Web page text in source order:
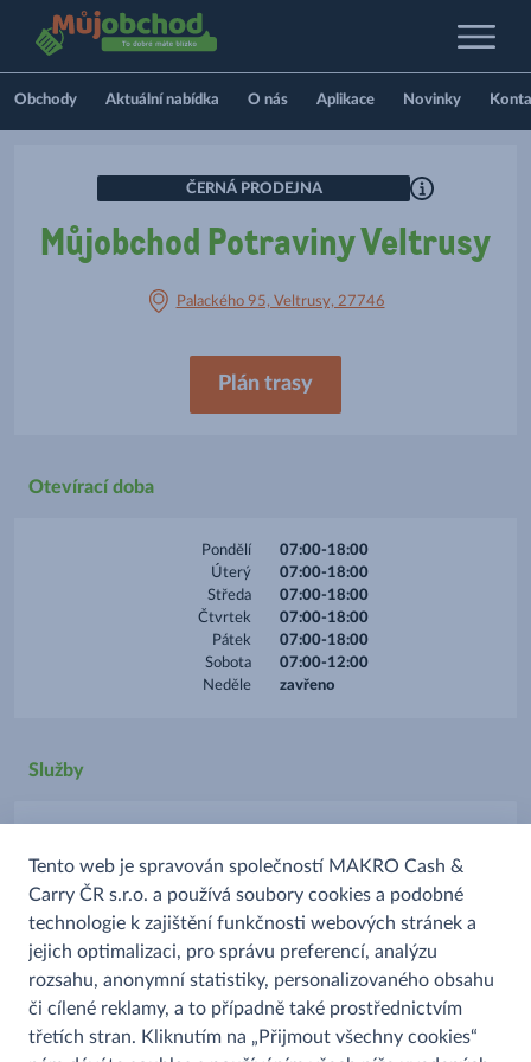
Obchody Aktuální nabídka O nás Aplikace Novinky
ČERNÁ PRODEJNA
Můjobchod Potraviny Veltrusy
Palackého 95, Veltrusy, 27746
Plán trasy
Otevírací doba
Pondělí
Úterý
Středa
Čtvrtek
Pátek
Sobota
Neděle
07:00-18:00
07:00-18:00
07:00-18:00
07:00-18:00
07:00-18:00
07:00-12:00
zavřeno
Služby
Platba kartou
Prodej alkoholu
Prodej uzenin
Tento web je spravován společností MAKRO Cash &
Carry ČR s.r.o. a používá soubory cookies a podobné
technologie k zajištění funkčnosti webových stránek a
jejich optimalizaci, pro správu preferencí, analýzu
rozsahu, anonymní statistiky, personalizovaného obsahu
či cílené reklamy, a to případně také prostřednictvím
třetích stran. Kliknutím na „Přijmout všechny cookies“